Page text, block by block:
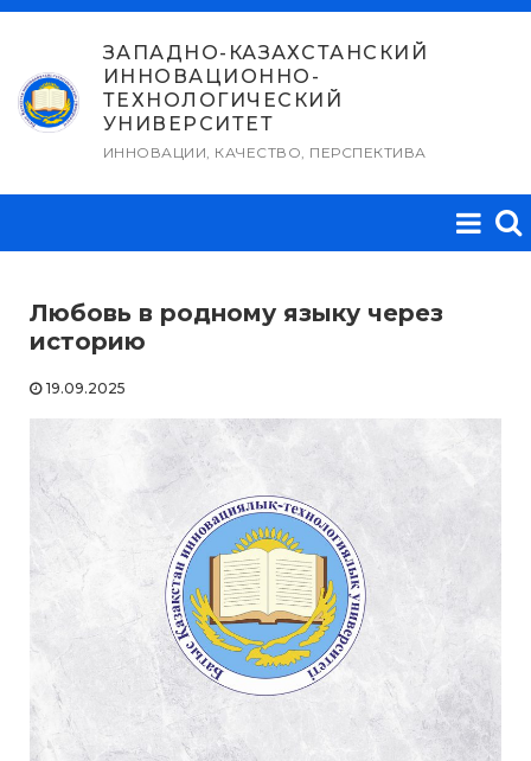
Перейти
содержимому
ЗАПАДНО-КАЗАХСТАНСКИЙ
ИННОВАЦИОННО-
ТЕХНОЛОГИЧЕСКИЙ
УНИВЕРСИТЕТ
ИННОВАЦИИ, КАЧЕСТВО, ПЕРСПЕКТИВА
Любовь в родному языку через
историю
19.09.2025